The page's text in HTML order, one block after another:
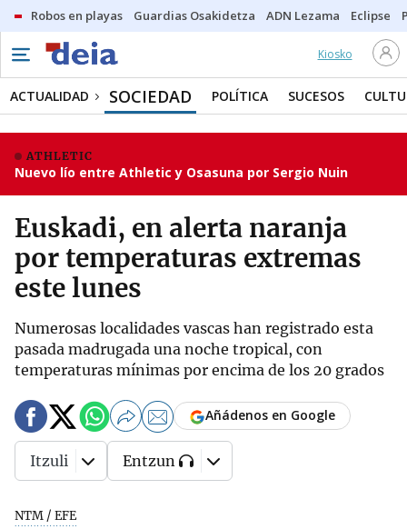
Robos en playas Guardias Osakidetza ADN Lezama Eclipse
Kiosko
ACTUALIDAD SOCIEDAD POLÍTICA SUCESOS
ATHLETIC
Nuevo lío entre Athletic y Osasuna por Sergio Nuin
Euskadi, en alerta naranja
por temperaturas extremas
este lunes
Numerosas localidades vascas han registrado esta
pasada madrugada una noche tropical, con
temperaturas mínimas por encima de los 20 grados
NTM / EFE
Añádenos en Google
Itzuli Entzun